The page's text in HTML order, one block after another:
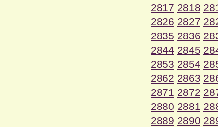
2817 2818
2826 2827
2835 2836
2844 2845
2853 2854
2862 2863
2871 2872
2880 2881
2889 2890